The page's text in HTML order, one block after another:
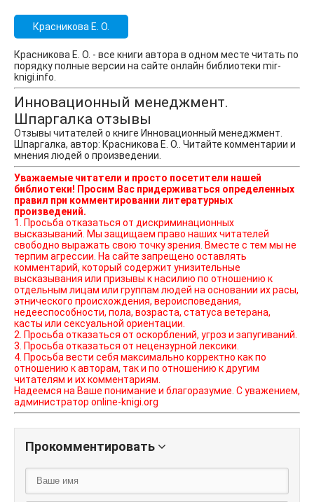
Красникова Е. О.
Красникова Е. О. - все книги автора в одном месте читать по
порядку полные версии на сайте онлайн библиотеки mir-
knigi.info.
Инновационный менеджмент.
Шпаргалка отзывы
Отзывы читателей о книге Инновационный менеджмент.
Шпаргалка, автор: Красникова Е. О.. Читайте комментарии и
мнения людей о произведении.
Уважаемые читатели и просто посетители нашей
библиотеки! Просим Вас придерживаться определенных
правил при комментировании литературных
произведений.
1. Просьба отказаться от дискриминационных
высказываний. Мы защищаем право наших читателей
свободно выражать свою точку зрения. Вместе с тем мы не
терпим агрессии. На сайте запрещено оставлять
комментарий, который содержит унизительные
высказывания или призывы к насилию по отношению к
отдельным лицам или группам людей на основании их расы,
этнического происхождения, вероисповедания,
недееспособности, пола, возраста, статуса ветерана,
касты или сексуальной ориентации.
2. Просьба отказаться от оскорблений, угроз и запугиваний.
3. Просьба отказаться от нецензурной лексики.
4. Просьба вести себя максимально корректно как по
отношению к авторам, так и по отношению к другим
читателям и их комментариям.
Надеемся на Ваше понимание и благоразумие. С уважением,
администратор online-knigi.org
Прокомментировать